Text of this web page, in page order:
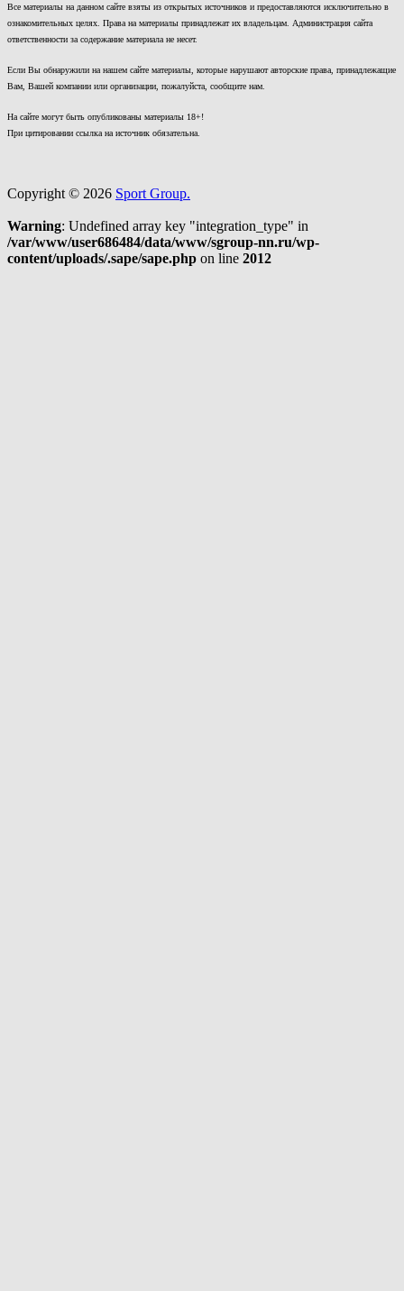
Все материалы на данном сайте взяты из открытых источников и предоставляются исключительно в
ознакомительных целях. Права на материалы принадлежат их владельцам. Администрация сайта
ответственности за содержание материала не несет.
Если Вы обнаружили на нашем сайте материалы, которые нарушают авторские права, принадлежащие
Вам, Вашей компании или организации, пожалуйста, сообщите нам.
На сайте могут быть опубликованы материалы 18+!
При цитировании ссылка на источник обязательна.
Copyright © 2026 Sport Group.
Warning: Undefined array key "integration_type" in
/var/www/user686484/data/www/sgroup-nn.ru/wp-
content/uploads/.sape/sape.php on line 2012